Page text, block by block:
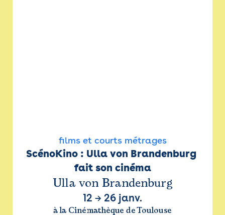
films et courts métrages
ScénoKino : Ulla von Brandenburg
fait son cinéma
Ulla von Brandenburg
12 → 26 janv.
à la Cinémathèque de Toulouse